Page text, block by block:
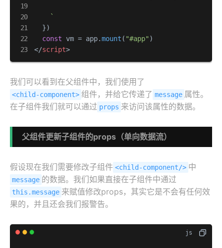
    `
  })
const vm = app.mount ( "#app"
</script>
我们可以看到在父组件中，我们使用了
<child-component> 组件，并给它传递了 message 属性。
在子组件我们就可以通过 props 来访问该属性的数据。
父组件更新子组件的props（单向数据流）
假设现在我们需要修改子组件 <child-component/> 中
message 的数据。我们如果直接在子组件中通过
this.message 来赋值修改props，其实它是不会有任何效
果的，并且还会我们报警告。